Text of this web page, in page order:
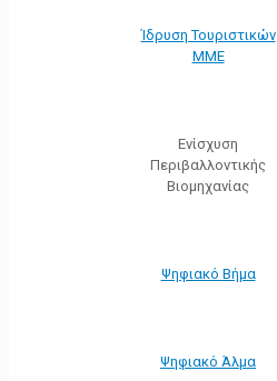
Ίδρυση Τουριστικών
ΜΜΕ
Ενίσχυση
Περιβαλλοντικής
Βιομηχανίας
Ψηφιακό Βήμα
Ψηφιακό Άλμα